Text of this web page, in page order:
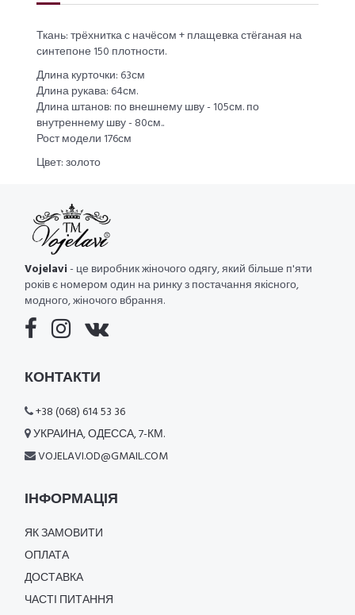
Ткань: трёхнитка с начёсом + плащевка стёганая на
синтепоне 150 плотности.
Длина курточки: 63см
Длина рукава: 64см.
Длина штанов: по внешнему шву - 105см. по
внутреннему шву - 80см..
Рост модели 176см
Цвет: золото
Vojelavi- це виробник жіночого одягу, який більше п'яти
років є номером один на ринку з постачання якісного,
модного, жіночого вбрання.
КОНТАКТИ
+38 (068) 614 53 36
УКРАИНА, ОДЕССА, 7-КМ.
VOJELAVI.OD@GMAIL.COM
ІНФОРМАЦІЯ
ЯК ЗАМОВИТИ
ОПЛАТА
ДОСТАВКА
ЧАСТІ ПИТАННЯ